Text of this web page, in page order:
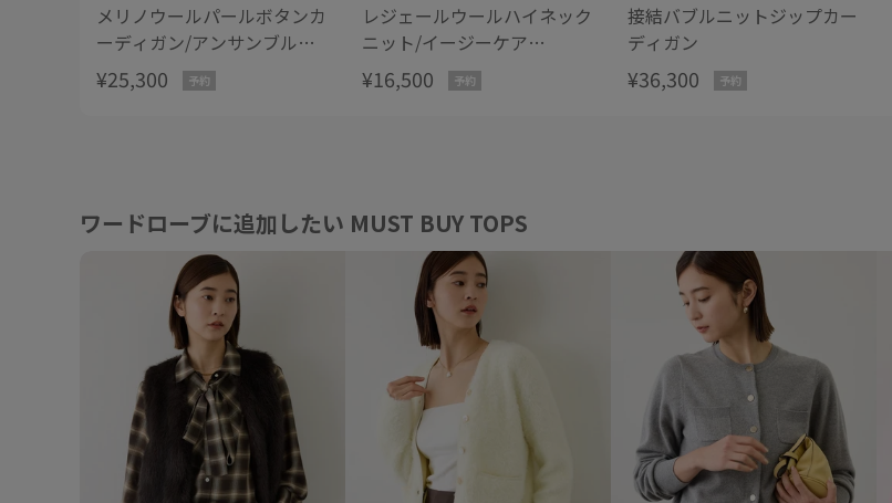
メリノウールパールボタンカ
ーディガン/アンサンブル対
応・イージーケア
【J'aDoRe・一部店舗限定サ
¥25,300 予約
レジェールウールハイネック
ニット/イージーケア
【J'aDoRe・一部店舗限定サ
イズ】
¥16,500 予約
接結バブルニットジップカー
ディガン
¥36,300 予約
ワードローブに追加したい MUST BUY TOPS